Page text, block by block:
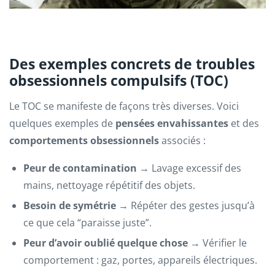
Des exemples concrets de troubles
obsessionnels compulsifs (TOC)
Le TOC se manifeste de façons très diverses. Voici
quelques exemples de pensées envahissantes et des
comportements obsessionnelsassociés :
Peur de contamination → Lavage excessif des
mains, nettoyage répétitif des objets.
Besoin de symétrie → Répéter des gestes jusqu’à
ce que cela “paraisse juste”.
Peur d’avoir oublié quelque chose → Vérifier le
comportement : gaz, portes, appareils électriques.